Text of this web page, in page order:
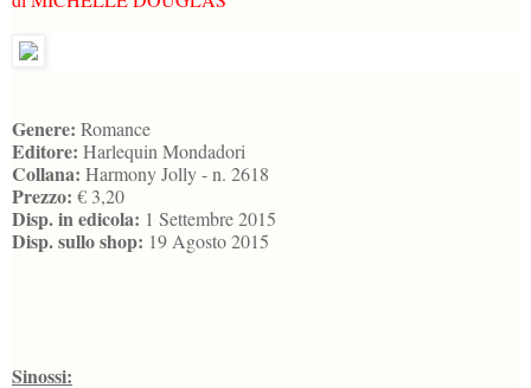
Genere: Romance
Editore: Harlequin Mondadori
Collana: Harmony Jolly - n. 2618
Prezzo: € 3,20
Disp. in edicola: 1 Settembre 2015
Disp. sullo shop: 19 Agosto 2015
Sinossi: